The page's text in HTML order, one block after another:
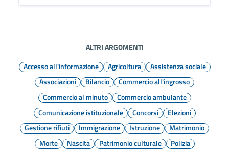
ALTRI ARGOMENTI
Accesso all'informazione
Agricoltura
Assistenza sociale
Associazioni
Bilancio
Commercio all'ingrosso
Commercio al minuto
Commercio ambulante
Comunicazione istituzionale
Concorsi
Elezioni
Gestione rifiuti
Immigrazione Istruzione
Matrimonio
Morte
Nascita Patrimonio culturale
Polizia